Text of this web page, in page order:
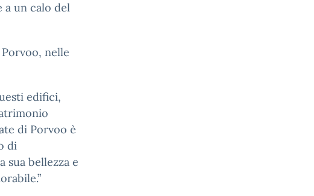
a un calo del
nelle
edifici,
di Porvoo è
di
sua bellezza e